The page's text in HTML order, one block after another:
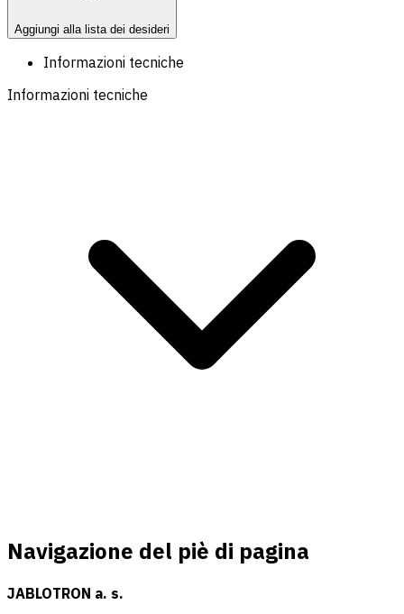
Aggiungi alla lista dei desideri
Informazioni tecniche
Informazioni tecniche
Navigazione del piè di pagina
JABLOTRON a. s.